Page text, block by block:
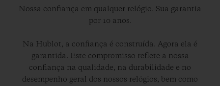
Nossa confiança em qualquer relógio. Sua garantia
por 10 anos.
Na Hublot, a confiança é construída. Agora ela é
garantida. Este compromisso reflete a nossa
confiança na qualidade, na durabilidade e no
desempenho geral dos nossos relógios, bem como